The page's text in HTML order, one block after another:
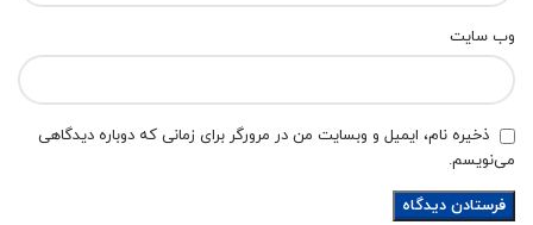
وب‌ سایت
ذخیره نام، ایمیل و وبسایت من در مرورگر برای زمانی که دوباره دیدگاهی
می‌نویسم.